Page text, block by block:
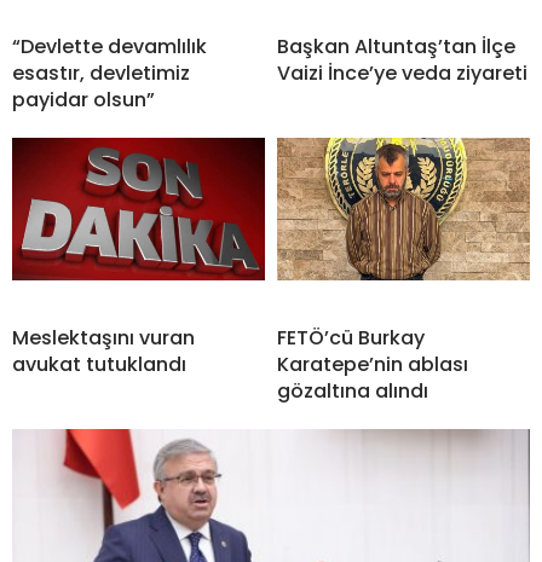
“Devlette devamlılık
esastır, devletimiz
payidar olsun”
Başkan Altuntaş’tan İlçe
Vaizi İnce’ye veda ziyareti
Meslektaşını vuran
avukat tutuklandı
FETÖ’cü Burkay
Karatepe’nin ablası
gözaltına alındı